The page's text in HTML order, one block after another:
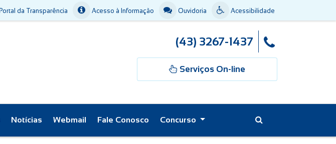
Acessibilidade
Ouvidoria
Acesso à Informação
Portal da Transparência
(43) 3267-1437
Serviços On-line
Notícias Webmail Fale Conosco Concurso